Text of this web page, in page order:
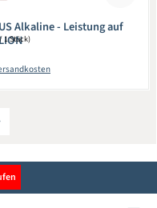
Alkaline - Leistung auf
1 Stück)
Preis: